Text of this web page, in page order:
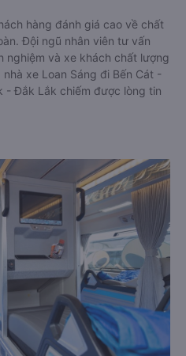
hàng đánh giá cao về chất
Đội ngũ nhân viên tư vấn
nghiệm và xe khách chất lượng
xe Loan Sáng đi Bến Cát -
- Đắk Lắk chiếm được lòng tin